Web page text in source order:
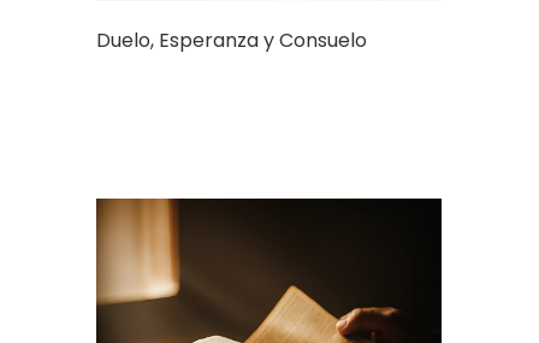
Duelo, Esperanza y Consuelo